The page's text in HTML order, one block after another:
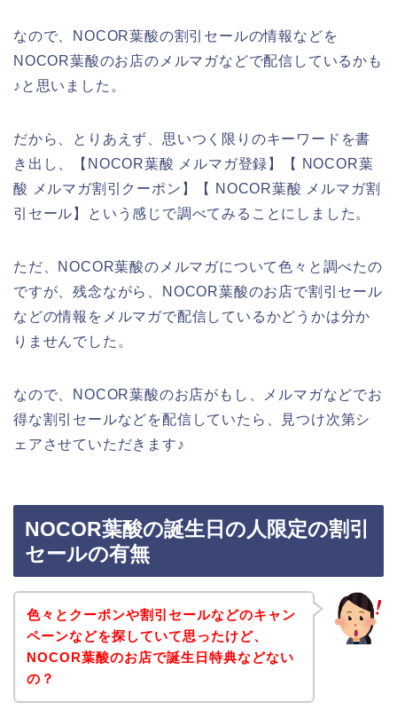
なので、NOCOR葉酸の割引セールの情報などを
NOCOR葉酸のお店のメルマガなどで配信しているかも
♪と思いました。
だから、とりあえず、思いつく限りのキーワードを書
き出し、【NOCOR葉酸 メルマガ登録】【 NOCOR葉
酸 メルマガ割引クーポン】【 NOCOR葉酸 メルマガ割
引セール】という感じで調べてみることにしました。
ただ、NOCOR葉酸のメルマガについて色々と調べたの
ですが、残念ながら、NOCOR葉酸のお店で割引セール
などの情報をメルマガで配信しているかどうかは分か
りませんでした。
なので、NOCOR葉酸のお店がもし、メルマガなどでお
得な割引セールなどを配信していたら、見つけ次第シ
ェアさせていただきます♪
NOCOR葉酸の誕生日の人限定の割引
セールの有無
色々とクーポンや割引セールなどのキャン
ペーンなどを探していて思ったけど、
NOCOR葉酸のお店で誕生日特典などない
の？